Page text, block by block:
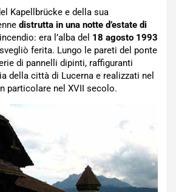
Kapellbrücke e della sua
distrutta in una notte d’estate di
era l’alba del 18 agosto 1993
ferita. Lungo le pareti del ponte
di pannelli dipinti, raffiguranti
della città di Lucerna e realizzati nel
particolare nel XVII secolo.